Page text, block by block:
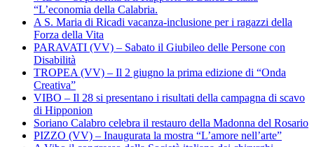
“L’economia della Calabria.
A S. Maria di Ricadi vacanza-inclusione per i ragazzi della
Forza della Vita
PARAVATI (VV) – Sabato il Giubileo delle Persone con
Disabilità
TROPEA (VV) – Il 2 giugno la prima edizione di “Onda
Creativa”
VIBO – Il 28 si presentano i risultati della campagna di scavo
di Hipponion
Soriano Calabro celebra il restauro della Madonna del Rosario
PIZZO (VV) – Inaugurata la mostra “L’amore nell’arte”